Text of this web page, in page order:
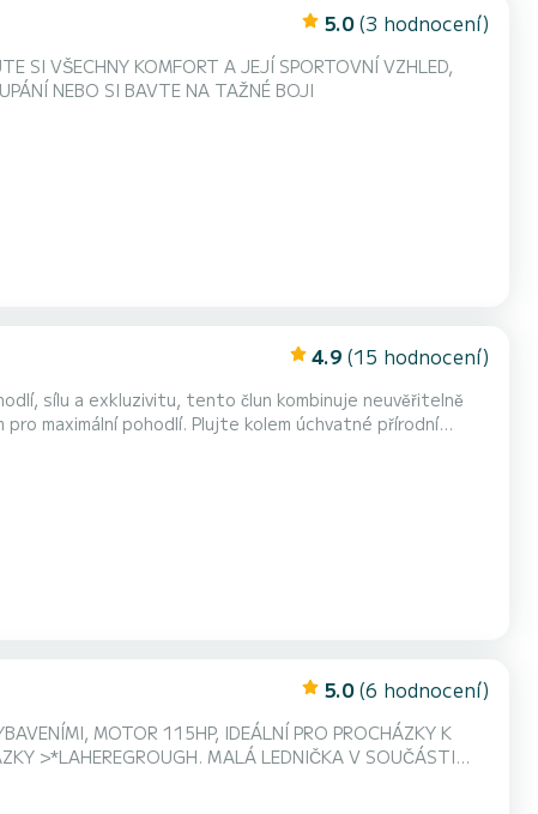
5.0 (3 hodnocení)
SI VŠECHNY KOMFORT A JEJÍ SPORTOVNÍ VZHLED,
NEBO SI BAVTE NA TAŽNÉ BOJI
4.9 (15 hodnocení)
sílu a exkluzivitu, tento člun kombinuje neuvěřitelně
maximální pohodlí. Plujte kolem úchvatné přírodní
vodou, jako jsou Cantarriján a El Cañuelo.
5.0 (6 hodnocení)
MOTOR 115HP, IDEÁLNÍ PRO PROCHÁZKY K
>*LAHEREGROUGH. MALÁ LEDNIČKA V SOUČÁSTI
BIMINI *WAKEBOARD ARCH